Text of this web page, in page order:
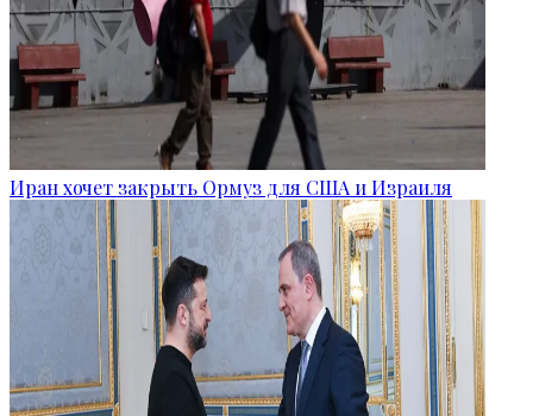
Иран хочет закрыть Ормуз для США и Израиля